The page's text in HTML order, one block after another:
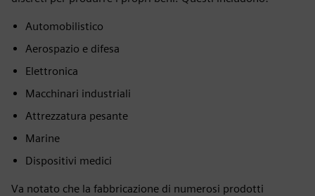
Automobilistico
Aerospazio e difesa
Elettronica
Macchinari industriali
Attrezzatura pesante
Marine
Dispositivi medici
Va notato che la fabbricazione di numerosi prodotti